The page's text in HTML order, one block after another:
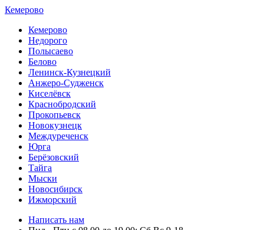
Кемерово
Кемерово
Недорого
Полысаево
Белово
Ленинск-Кузнецкий
Анжеро-Судженск
Киселёвск
Краснобродский
Прокопьевск
Новокузнецк
Междуреченск
Юрга
Берёзовский
Тайга
Мыски
Новосибирск
Ижморский
Написать нам